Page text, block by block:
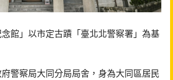
念館」以市定古蹟「臺北北警察署」為基
警察局大同分局局舍，身為大同區居民